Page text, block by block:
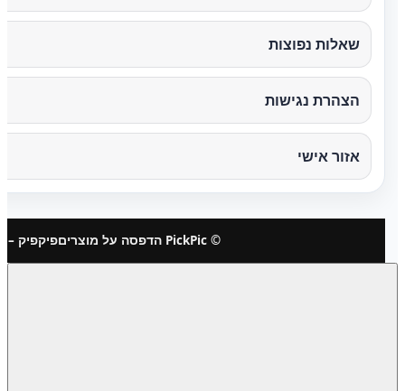
שאלות נפוצות
הצהרת נגישות
אזור אישי
© PickPic הדפסה על מוצרים פיקפיק –